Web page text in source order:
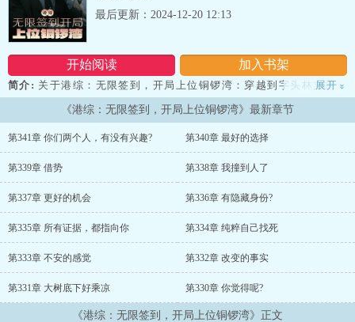
开始阅读 加入书架
最后更新：2024-12-20 12:13
简介: 关于港综：无限签到，开局上位铜锣湾：穿越到字头林立的港
综世界，成为了洪兴社的一名四九仔，觉醒了签到系统后开始崛起，
很快坐上了铜锣湾揸fit人的位置，随着地位的提升，更大的挑战才刚
刚开始……...
展开 »
《港综：无限签到，开局上位铜锣湾》最新章节
第341章 你们两个人，有没有兴趣? 第340章 最好的选择
第339章 借势 第338章 我撞到人了
第337章 更好的机会 第336章 有隐藏身份?
第335章 所有证据，都指向你 第334章 纯粹自己找死
第333章 不安的感觉 第332章 改变的事实
第331章 大树底下好乘凉 第330章 你觉得呢?
《港综：无限签到，开局上位铜锣湾》正文